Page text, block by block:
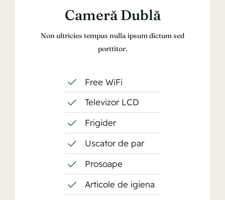
Cameră Dublă
Non ultricies tempus nulla ipsum dictum sed
porttitor.
Free WiFi
Televizor LCD
Frigider
Uscator de par
Prosoape
Articole de igiena